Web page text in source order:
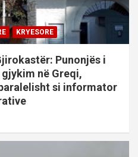
KRYESORE
Punonjës i
në Greqi,
si informator